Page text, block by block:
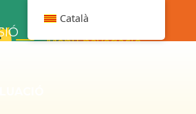
Menú navegació
Català